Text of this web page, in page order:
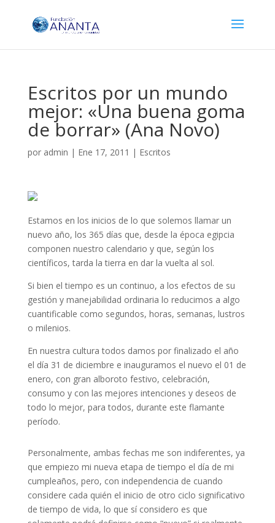
Escritos por un mundo
mejor: «Una buena goma
de borrar» (Ana Novo)
por admin | Ene 17, 2011 | Escritos
Estamos en los inicios de lo que solemos llamar un
nuevo año, los 365 días que, desde la época egipcia
componen nuestro calendario y que, según los
científicos, tarda la tierra en dar la vuelta al sol.
Si bien el tiempo es un continuo, a los efectos de su
gestión y manejabilidad ordinaria lo reducimos a algo
cuantificable como segundos, horas, semanas, lustros
o milenios.
En nuestra cultura todos damos por finalizado el año
el día 31 de diciembre e inauguramos el nuevo el 01 de
enero, con gran alboroto festivo, celebración,
consumo y con las mejores intenciones y deseos de
todo lo mejor, para todos, durante este flamante
período.
Personalmente, ambas fechas me son indiferentes, ya
que empiezo mi nueva etapa de tiempo el día de mi
cumpleaños, pero, con independencia de cuando
considere cada quién el inicio de otro ciclo significativo
de tiempo de vida, lo que sí considero es que